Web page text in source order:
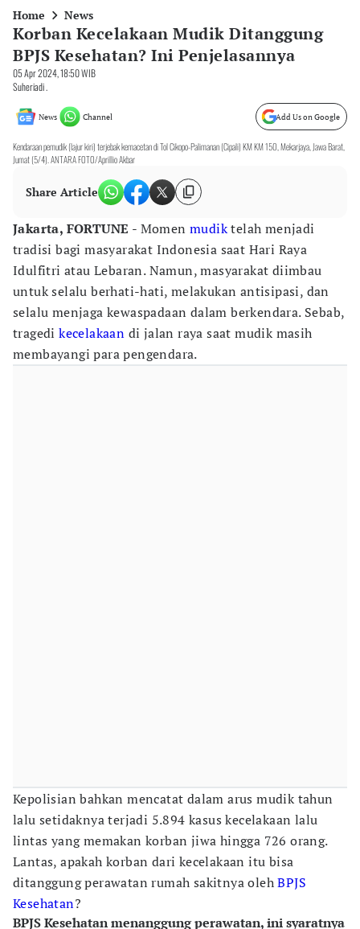
Home News
Korban Kecelakaan Mudik Ditanggung
BPJS Kesehatan? Ini Penjelasannya
05 Apr 2024, 18:50 WIB
Suheriadi .
News Channel Add Us on Google
Kendaraan pemudik (lajur kiri) terjebak kemacetan di Tol Cikopo-Palimanan (Cipali) KM KM 150, Mekarjaya, Jawa Barat,
Jumat (5/4). ANTARA FOTO/Aprillio Akbar
Share Article
Jakarta, FORTUNE - Momenmudiktelah menjadi
tradisi bagi masyarakat Indonesia saat Hari Raya
Idulfitri atau Lebaran. Namun, masyarakat diimbau
untuk selalu berhati-hati, melakukan antisipasi, dan
selalu menjaga kewaspadaan dalam berkendara. Sebab,
tragedikecelakaan di jalan raya saat mudik masih
membayangi para pengendara.
Kepolisian bahkan mencatat dalam arus mudik tahun
lalu setidaknya terjadi 5.894 kasus kecelakaan lalu
lintas yang memakan korban jiwa hingga 726 orang.
Lantas, apakah korban dari kecelakaan itu bisa
ditanggung perawatan rumah sakitnya olehBPJS
Kesehatan?
BPJS Kesehatan menanggung perawatan, ini syaratnya